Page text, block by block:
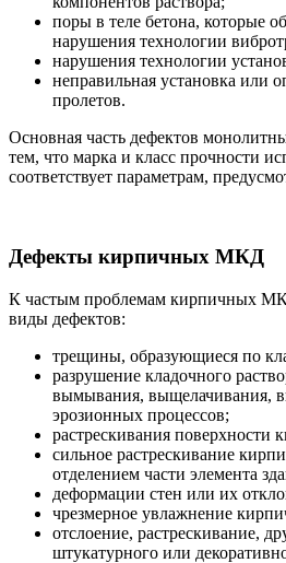
поры в теле бетона, которые
нарушения технологии
нарушения технологии
неправильная установка или
пролетов.
Основная часть дефектов
тем, что марка и класс прочности
соответствует параметрам,
Дефекты кирпичных МКД
К частым проблемам кирпичных
виды дефектов:
трещины, образующиеся по
разрушение кладочного
вымывания, выщелачивания,
эрозионных процессов;
растрескивания поверхности
сильное растрескивание
отделением части элемента
деформации стен или их
чрезмерное увлажнение
отслоение, растрескивание,
штукатурного или